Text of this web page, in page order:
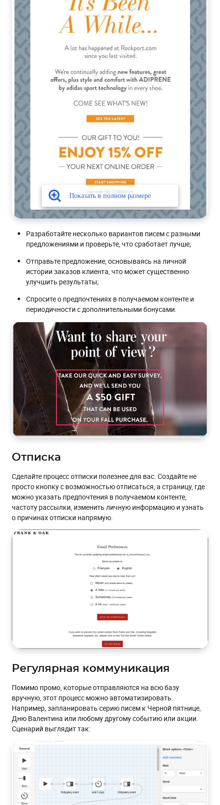
Разработайте несколько вариантов писем с разными
предложениями и проверьте, что сработает лучше;
Отправьте предложение, основываясь на личной
истории заказов клиента, что может существенно
улучшить результаты;
Спросите о предпочтениях в получаемом контенте и
периодичности с дополнительными бонусами.
Отписка
Сделайте процесс отписки полезнее для вас. Создайте не
просто кнопку с возможностью отписаться, а страницу, где
можно указать предпочтения в получаемом контенте,
частоту рассылки, изменить личную информацию и узнать
о причинах отписки напрямую.
Регулярная коммуникация
Помимо промо, которые отправляются на всю базу
вручную, этот процесс можно автоматизировать.
Например, запланировать серию писем к Черной пятнице,
Дню Валентина или любому другому событию или акции.
Сценарий выглядит так: